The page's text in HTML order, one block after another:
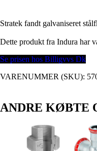
Stratek fandt galvaniseret
Dette produkt fra Indura har
Se prisen hos Billigvvs Dk
VARENUMMER (SKU):
ANDRE KØBTE